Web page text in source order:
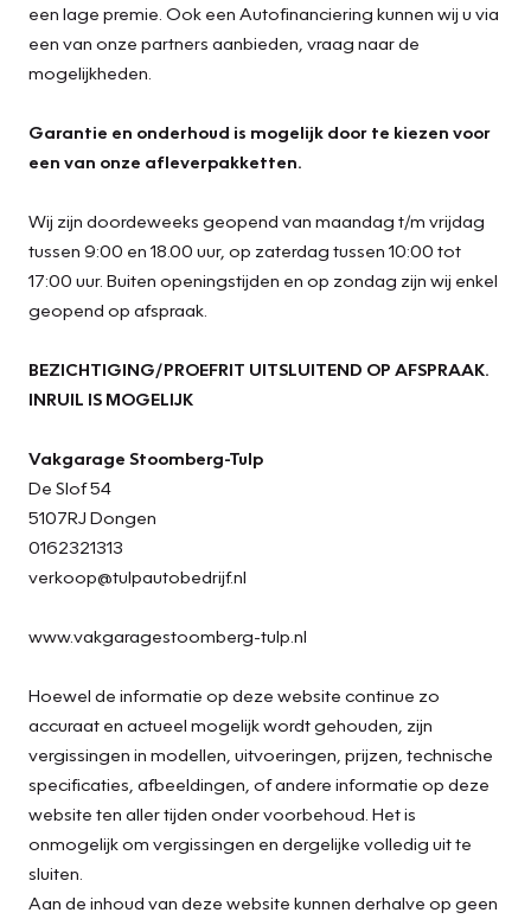
een lage premie. Ook een Autofinanciering kunnen wij u via
een van onze partners aanbieden, vraag naar de
mogelijkheden.
Garantie en onderhoud is mogelijk door te kiezen voor
een van onze afleverpakketten.
Wij zijn doordeweeks geopend van maandag t/m vrijdag
tussen 9:00 en 18.00 uur, op zaterdag tussen 10:00 tot
17:00 uur. Buiten openingstijden en op zondag zijn wij enkel
geopend op afspraak.
BEZICHTIGING/PROEFRIT UITSLUITEND OP AFSPRAAK.
INRUIL IS MOGELIJK
Vakgarage Stoomberg-Tulp
De Slof 54
5107RJ Dongen
0162321313
verkoop@tulpautobedrijf.nl
www.vakgaragestoomberg-tulp.nl
Hoewel de informatie op deze website continue zo
accuraat en actueel mogelijk wordt gehouden, zijn
vergissingen in modellen, uitvoeringen, prijzen, technische
specificaties, afbeeldingen, of andere informatie op deze
website ten aller tijden onder voorbehoud. Het is
onmogelijk om vergissingen en dergelijke volledig uit te
sluiten.
Aan de inhoud van deze website kunnen derhalve op geen